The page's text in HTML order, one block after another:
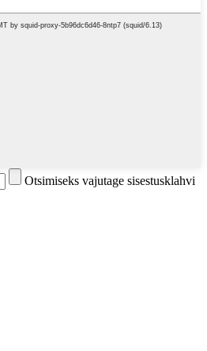
Otsimiseks vajutage sisestusklahvi